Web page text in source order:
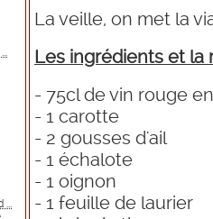
...
La veille, on met la
Les ingrédients et la
- 75cl de vin rouge
- 1 carotte
- 2 gousses d'ail
- 1 échalote
- 1 oignon
- 1 feuille de laurier